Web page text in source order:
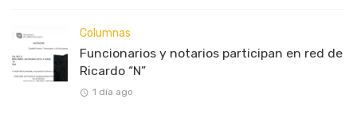
Columnas
Funcionarios y notarios participan en red de
Ricardo “N”
1 día ago